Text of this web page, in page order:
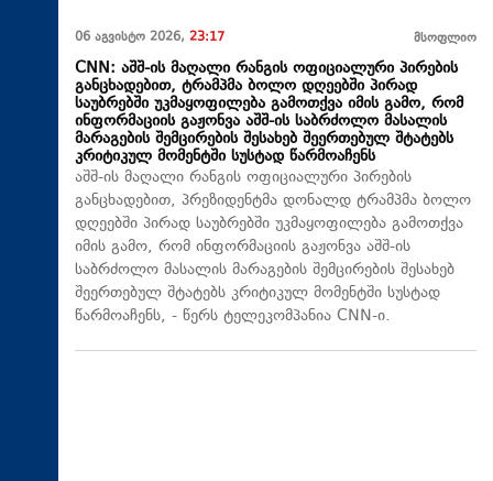
06 აგვისტო 2026, 23:17 მსოფლიო
CNN: აშშ-ის მაღალი რანგის ოფიციალური პირების
განცხადებით, ტრამპმა ბოლო დღეებში პირად
საუბრებში უკმაყოფილება გამოთქვა იმის გამო, რომ
ინფორმაციის გაჟონვა აშშ-ის საბრძოლო მასალის
მარაგების შემცირების შესახებ შეერთებულ შტატებს
კრიტიკულ მომენტში სუსტად წარმოაჩენს
აშშ-ის მაღალი რანგის ოფიციალური პირების
განცხადებით, პრეზიდენტმა დონალდ ტრამპმა ბოლო
დღეებში პირად საუბრებში უკმაყოფილება გამოთქვა
იმის გამო, რომ ინფორმაციის გაჟონვა აშშ-ის
საბრძოლო მასალის მარაგების შემცირების შესახებ
შეერთებულ შტატებს კრიტიკულ მომენტში სუსტად
წარმოაჩენს, - წერს ტელეკომპანია CNN-ი.